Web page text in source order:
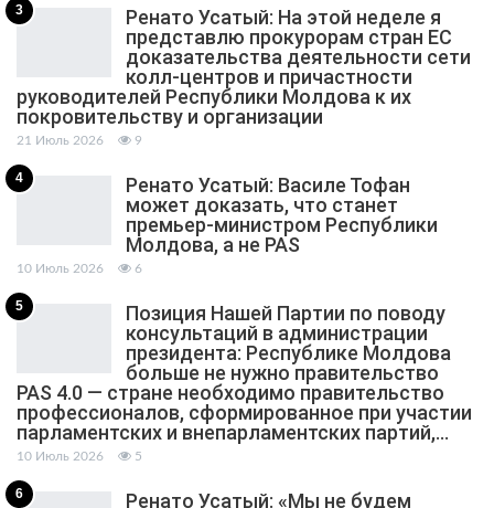
3
Ренато Усатый: На этой неделе я
представлю прокурорам стран ЕС
доказательства деятельности сети
колл-центров и причастности
руководителей Республики Молдова к их
покровительству и организации
21 Июль 2026 9
4
Ренато Усатый: Василе Тофан
может доказать, что станет
премьер-министром Республики
Молдова, а не PAS
10 Июль 2026 6
5
Позиция Нашей Партии по поводу
консультаций в администрации
президента: Республике Молдова
больше не нужно правительство
PAS 4.0 — стране необходимо правительство
профессионалов, сформированное при участии
парламентских и внепарламентских партий,…
10 Июль 2026 5
6 Ренато Усатый: «Мы не будем